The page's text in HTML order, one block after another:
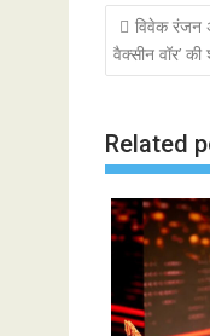
Post
विवेक रंजन
वैक्सीन वॉर’ की
Related